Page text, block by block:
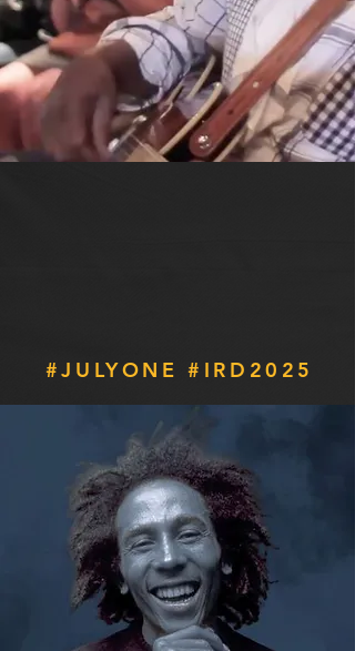
#JULYONE #IRD2025